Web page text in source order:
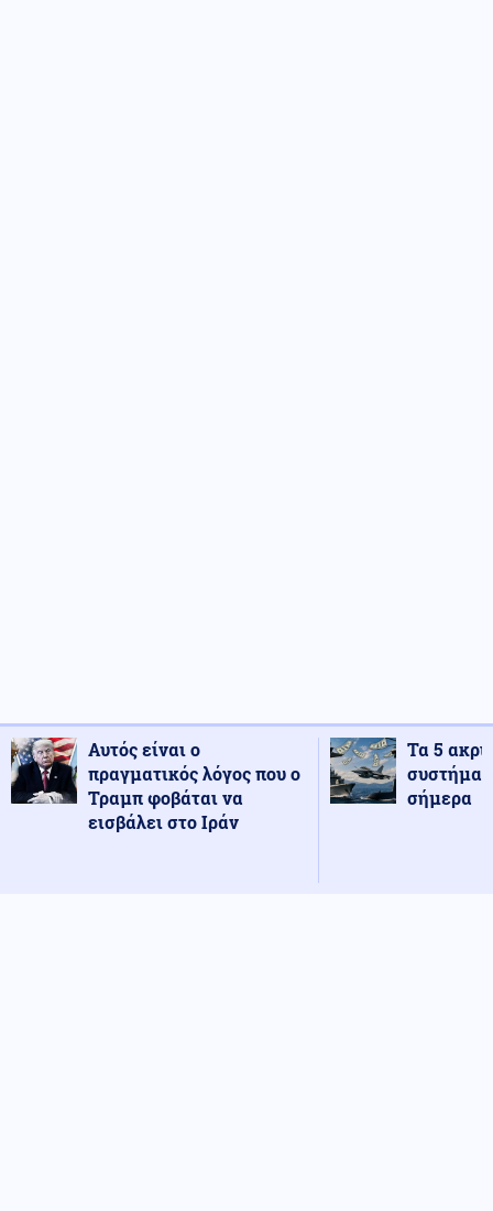
Αυτός είναι ο
πραγματικός λόγος που ο
Τραμπ φοβάται να
εισβάλει στο Ιράν
Τα 5
σήμερα